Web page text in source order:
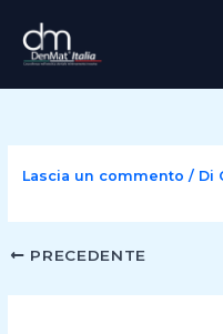
contenuto
Lascia un commento / Di
PRECEDENTE